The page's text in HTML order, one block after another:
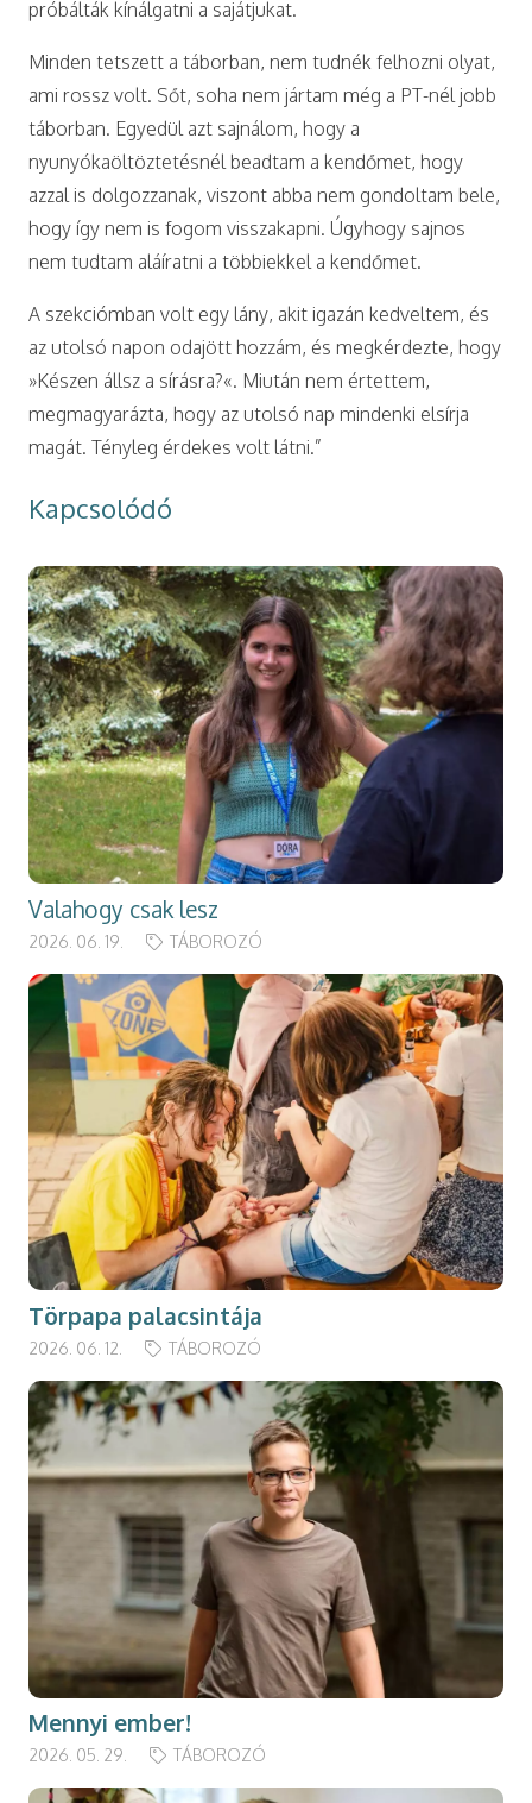
próbálták kínálgatni a sajátjukat.
Minden tetszett a táborban, nem tudnék felhozni olyat,
ami rossz volt. Sőt, soha nem jártam még a PT-nél jobb
táborban. Egyedül azt sajnálom, hogy a
nyunyókaöltöztetésnél beadtam a kendőmet, hogy
azzal is dolgozzanak, viszont abba nem gondoltam bele,
hogy így nem is fogom visszakapni. Úgyhogy sajnos
nem tudtam aláíratni a többiekkel a kendőmet.
A szekciómban volt egy lány, akit igazán kedveltem, és
az utolsó napon odajött hozzám, és megkérdezte, hogy
»Készen állsz a sírásra?«. Miután nem értettem,
megmagyarázta, hogy az utolsó nap mindenki elsírja
magát. Tényleg érdekes volt látni.”
Kapcsolódó
Valahogy csak lesz
2026. 06. 19. TÁBOROZÓ
Törpapa palacsintája
2026. 06. 12. TÁBOROZÓ
Mennyi ember!
2026. 05. 29. TÁBOROZÓ